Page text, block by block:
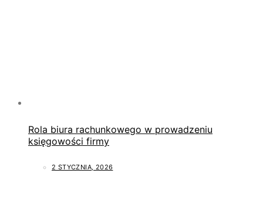
Rola biura rachunkowego w prowadzeniu
księgowości firmy
2 STYCZNIA, 2026